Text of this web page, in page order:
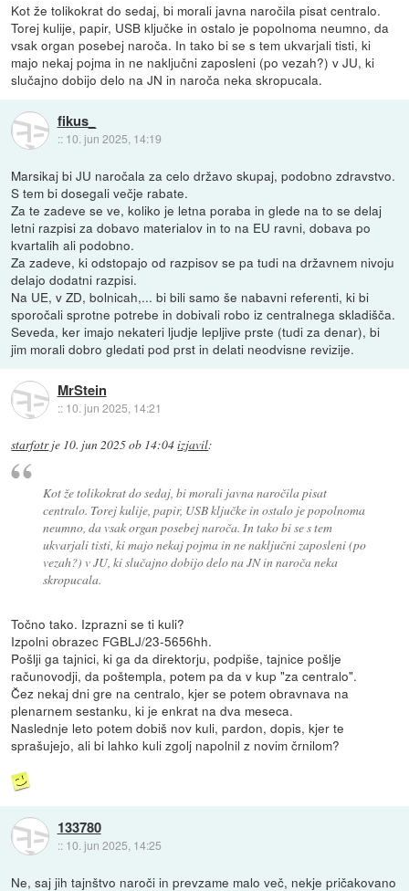
Kot že tolikokrat do sedaj, bi morali javna naročila pisat centralo.
Torej kulije, papir, USB ključke in ostalo je popolnoma neumno, da
vsak organ posebej naroča. In tako bi se s tem ukvarjali tisti, ki
majo nekaj pojma in ne naključni zaposleni (po vezah?) v JU, ki
slučajno dobijo delo na JN in naroča neka skropucala.
fikus_
:: 10. jun 2025, 14:19
Marsikaj bi JU naročala za celo državo skupaj, podobno zdravstvo.
S tem bi dosegali večje rabate.
Za te zadeve se ve, koliko je letna poraba in glede na to se delaj
letni razpisi za dobavo materialov in to na EU ravni, dobava po
kvartalih ali podobno.
Za zadeve, ki odstopajo od razpisov se pa tudi na državnem nivoju
delajo dodatni razpisi.
Na UE, v ZD, bolnicah,... bi bili samo še nabavni referenti, ki bi
sporočali sprotne potrebe in dobivali robo iz centralnega skladišča.
Seveda, ker imajo nekateri ljudje lepljive prste (tudi za denar), bi
jim morali dobro gledati pod prst in delati neodvisne revizije.
MrStein
:: 10. jun 2025, 14:21
starfotrje 10. jun 2025 ob 14:04izjavil:
Kot že tolikokrat do sedaj, bi morali javna naročila pisat
centralo. Torej kulije, papir, USB ključke in ostalo je popolnoma
neumno, da vsak organ posebej naroča. In tako bi se s tem
ukvarjali tisti, ki majo nekaj pojma in ne naključni zaposleni (po
vezah?) v JU, ki slučajno dobijo delo na JN in naroča neka
skropucala.
Točno tako. Izprazni se ti kuli?
Izpolni obrazec FGBLJ/23-5656hh.
Pošlji ga tajnici, ki ga da direktorju, podpiše, tajnice pošlje
računovodji, da poštempla, potem pa da v kup "za centralo".
Čez nekaj dni gre na centralo, kjer se potem obravnava na
plenarnem sestanku, ki je enkrat na dva meseca.
Naslednje leto potem dobiš nov kuli, pardon, dopis, kjer te
sprašujejo, ali bi lahko kuli zgolj napolnil z novim črnilom?
133780
:: 10. jun 2025, 14:25
Ne, saj jih tajnštvo naroči in prevzame malo več, nekje pričakovano